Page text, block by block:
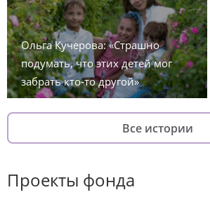
Ольга Кучерова: «Страшно
подумать, что этих детей мог
забрать кто-то другой»
Все истории
Проекты фонда